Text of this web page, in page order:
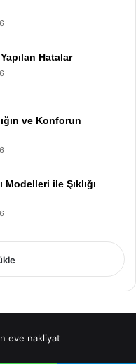
Hatalar
ve Konforun
ile Şıklığı
eve nakliyat